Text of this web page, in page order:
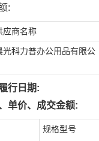
:
应商名称
光科力普办公用品有限公
行日期:
单价、成交金额:
规格型号